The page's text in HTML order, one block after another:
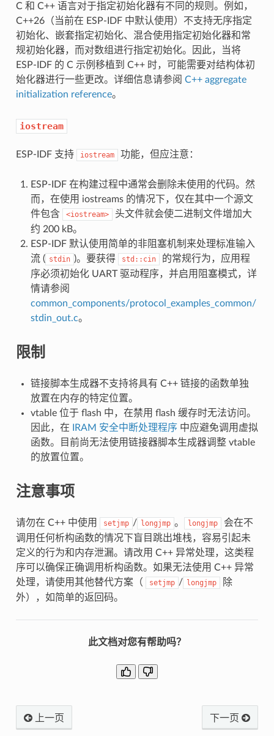
C 和 C++ 语言对于指定初始化器有不同的规则。例如，
C++26（当前在 ESP-IDF 中默认使用）不支持无序指定
初始化、嵌套指定初始化、混合使用指定初始化器和常
规初始化器，而对数组进行指定初始化。因此，当将
ESP-IDF 的 C 示例移植到 C++ 时，可能需要对结构体初
始化器进行一些更改。详细信息请参阅 C++ aggregate
initialization reference。
iostream
ESP-IDF 支持 iostream 功能，但应注意：
ESP-IDF 在构建过程中通常会删除未使用的代码。然
而，在使用 iostreams 的情况下，仅在其中一个源文
件包含
<iostream>
头文件就会使二进制文件增加大
约 200 kB。
ESP-IDF 默认使用简单的非阻塞机制来处理标准输入
流 ( stdin )。要获得 std::cin
的常规行为，应用程
序必须初始化 UART 驱动程序，并启用阻塞模式，详
情请参阅
common_components/protocol_examples_common/
stdin_out.c。
限制
链接脚本生成器不支持将具有 C++ 链接的函数单独
放置在内存的特定位置。
vtable 位于 flash 中，在禁用 flash 缓存时无法访问。
因此，在
IRAM 安全中断处理程序 中应避免调用虚拟
函数。目前尚无法使用链接器脚本生成器调整 vtable
的放置位置。
注意事项
请勿在 C++ 中使用 setjmp / longjmp 。 longjmp
会在不
调用任何析构函数的情况下盲目跳出堆栈，容易引起未
定义的行为和内存泄漏。请改用 C++ 异常处理，这类程
序可以确保正确调用析构函数。如果无法使用 C++ 异常
处理，请使用其他替代方案（
setjmp / longjmp
除
外），如简单的返回码。
此文档对您有帮助吗？
上一页 下一页